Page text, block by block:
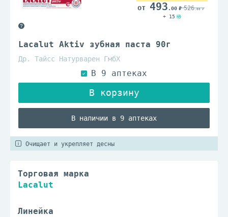
Lacalut Aktiv зубная паста 90г
Др. Тайсс Натурварен ГмбХ
В наличии в 9 аптеках
493 .00 526.00
+ 15
Очищает и укрепляет десны
Торговая марка
Lacalut
Линейка